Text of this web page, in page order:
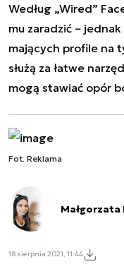
Według „Wired”
mu zaradzić –
mających profile na
służą za łatwe
mogą stawiać opór
Fot. Reklama
Małgorzata
18 sierpnia 2021, 11:44